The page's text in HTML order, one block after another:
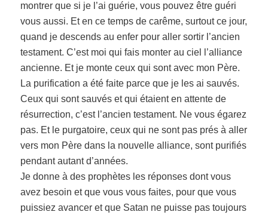
montrer que si je l’ai guérie, vous pouvez être guéri
vous aussi. Et en ce temps de carême, surtout ce jour,
quand je descends au enfer pour aller sortir l’ancien
testament. C’est moi qui fais monter au ciel l’alliance
ancienne. Et je monte ceux qui sont avec mon Père.
La purification a été faite parce que je les ai sauvés.
Ceux qui sont sauvés et qui étaient en attente de
résurrection, c’est l’ancien testament. Ne vous égarez
pas. Et le purgatoire, ceux qui ne sont pas prés à aller
vers mon Père dans la nouvelle alliance, sont purifiés
pendant autant d’années.
Je donne à des prophètes les réponses dont vous
avez besoin et que vous vous faites, pour que vous
puissiez avancer et que Satan ne puisse pas toujours